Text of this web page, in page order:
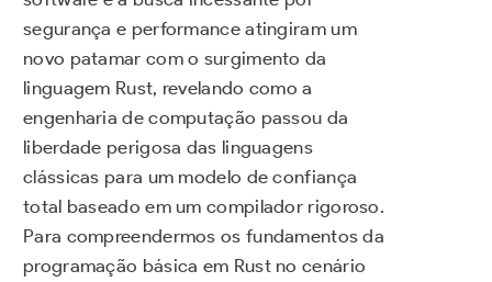
segurança e performance atingiram um
novo patamar com o surgimento da
linguagem Rust, revelando como a
engenharia de computação passou da
liberdade perigosa das linguagens
clássicas para um modelo de confiança
total baseado em um compilador rigoroso.
Para compreendermos os fundamentos da
programação básica em Rust no cenário